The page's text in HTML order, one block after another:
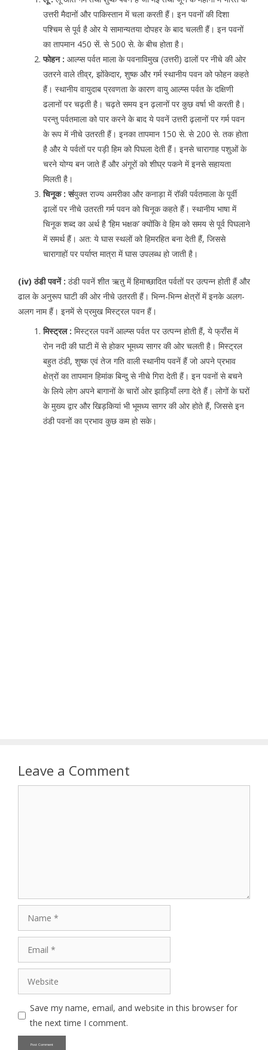
उत्तरी मैदानों और पाकिस्तान में चला करती हैं। इन पवनों की दिशा
पश्चिम से पूर्व है ओर ये सामान्यतया दोपहर के बाद चलती हैं। इन पवनों
का तापमान 450 सें. से 500 से. के बीच होता है।
फोहन : आल्प्स पर्वत माला के पवनाविमुख (उत्तरी) ढालों पर नीचे की ओर
उतरने वाले तीव्र, झोंकेदार, शुष्क और गर्म स्थानीय पवन को फोहन कहते
हैं। स्थानीय वायुदाब प्रवणता के कारण वायु आल्प्स पर्वत के दक्षिणी
ढलानों पर चढ़ती है। चढ़ते समय इन ढ़लानों पर कुछ वर्षा भी करती है।
परन्तु पर्वतमाला को पार करने के बाद ये पवनें उत्तरी ढ़लानों पर गर्म पवन
के रूप में नीचे उतरती हैं। इनका तापमान 150 से. से 200 से. तक होता
है और ये पर्वतों पर पड़ी हिम को पिघला देती हैं। इनसे चारागाह पशुओं के
चरने योग्य बन जाते हैं और अंगूरों को शीघ्र पकने में इनसे सहायता
मिलती है।
चिनूक : संयुक्त राज्य अमरीका और कनाड़ा में रॉकी पर्वतमाला के पूर्वी
ढ़ालों पर नीचे उतरती गर्म पवन को चिनूक कहते हैं। स्थानीय भाषा में
चिनूक शब्द का अर्थ है ‘हिम भक्षक’ क्योंकि वे हिम को समय से पूर्व पिघलाने
में समर्थ हैं। अत: ये घास स्थलों को हिमरहित बना देती हैं, जिससे
चारागाहों पर पर्याप्त मात्रा में घास उपलब्ध हो जाती है।
(iv) ठंडी पवनें : ठंडी पवनें शीत ऋतु में हिमाच्छादित पर्वतों पर उत्पन्न होती हैं और
ढाल के अनुरूप घाटी की ओर नीचे उतरती हैं। भिन्न-भिन्न क्षेत्रों में इनके अलग-
अलग नाम हैं। इनमें से प्रमुख मिस्ट्रल पवन हैं।
मिस्ट्रल : मिस्ट्रल पवनें आल्प्स पर्वत पर उत्पन्न होती हैं, ये फ्राँस में
रोन नदी की घाटी में से होकर भूमध्य सागर की ओर चलती है। मिस्ट्रल
बहुत ठंडी, शुष्क एवं तेज गति वाली स्थानीय पवनें हैं जो अपने प्रभाव
क्षेत्रों का तापमान हिमांक बिन्दु से नीचे गिरा देती हैं। इन पवनों से बचने
के लिये लोग अपने बागानों के चारों ओर झाड़ियाँ लगा देते हैं। लोगों के घरों
के मुख्य द्वार और खिड़कियां भी भूमध्य सागर की ओर होते हैं, जिससे इन
ठंडी पवनों का प्रभाव कुछ कम हो सके।
Leave a Comment
Website
Save my name, email, and website in this browser for
the next time I comment.